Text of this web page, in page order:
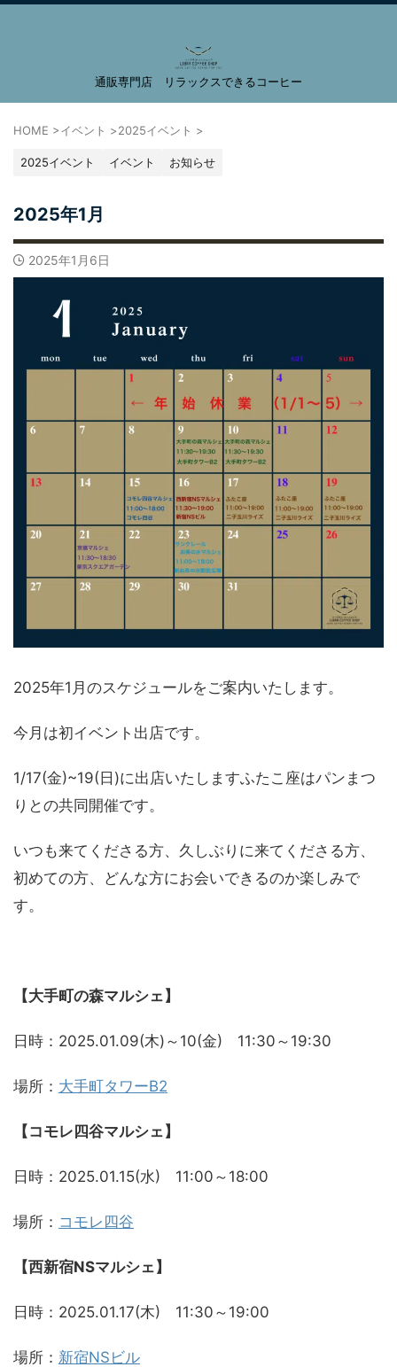
通販専門店 リラックスできるコーヒー
LIBRA COFFEE SHOP
HOME >イベント >2025イベント >
2025イベント イベント お知らせ
2025年1月
2025年1月6日
2025年1月のスケジュールをご案内いたします。
今月は初イベント出店です。
1/17(金)~19(日)に出店いたしますふたこ座はパンまつ
りとの共同開催です。
いつも来てくださる方、久しぶりに来てくださる方、
初めての方、どんな方にお会いできるのか楽しみで
す。
【大手町の森マルシェ】
日時：2025.01.09(木)～10(金) 11:30～19:30
場所： 大手町タワーB2
【コモレ四谷マルシェ】
日時：2025.01.15(水) 11:00～18:00
場所： コモレ四谷
【西新宿NSマルシェ】
日時：2025.01.17(木) 11:30～19:00
場所： 新宿NSビル